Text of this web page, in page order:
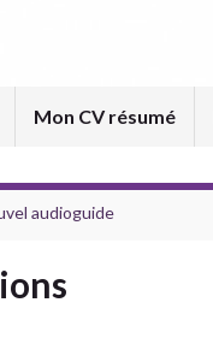
Mon CV résumé
audioguide